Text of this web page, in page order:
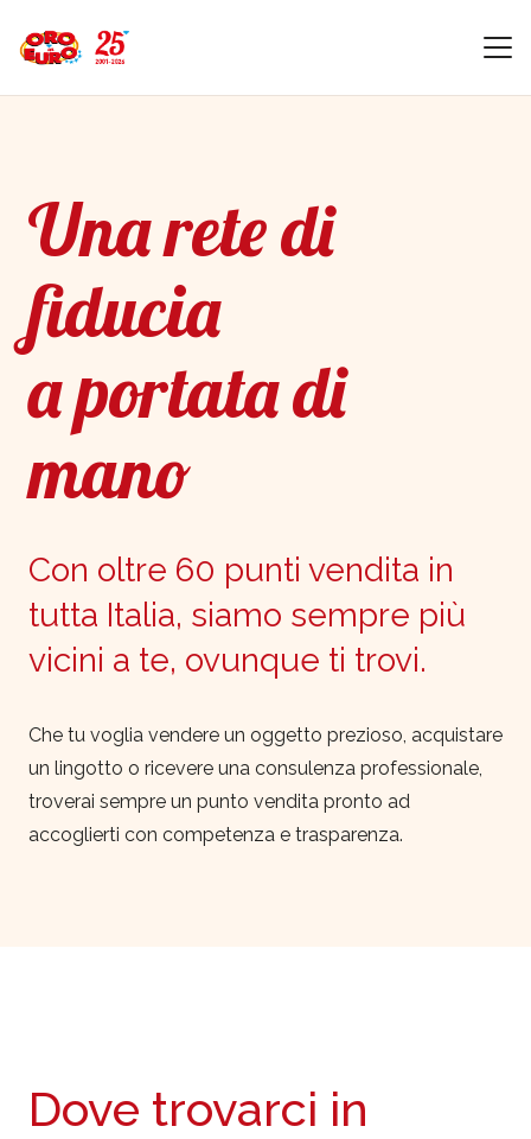
Una rete di
fiducia
a portata di
mano
Con oltre 60 punti vendita in
tutta Italia, siamo sempre più
vicini a te, ovunque ti trovi.
Che tu voglia vendere un oggetto prezioso, acquistare
un lingotto o ricevere una consulenza professionale,
troverai sempre un punto vendita pronto ad
accoglierti con competenza e trasparenza.
Dove trovarci in